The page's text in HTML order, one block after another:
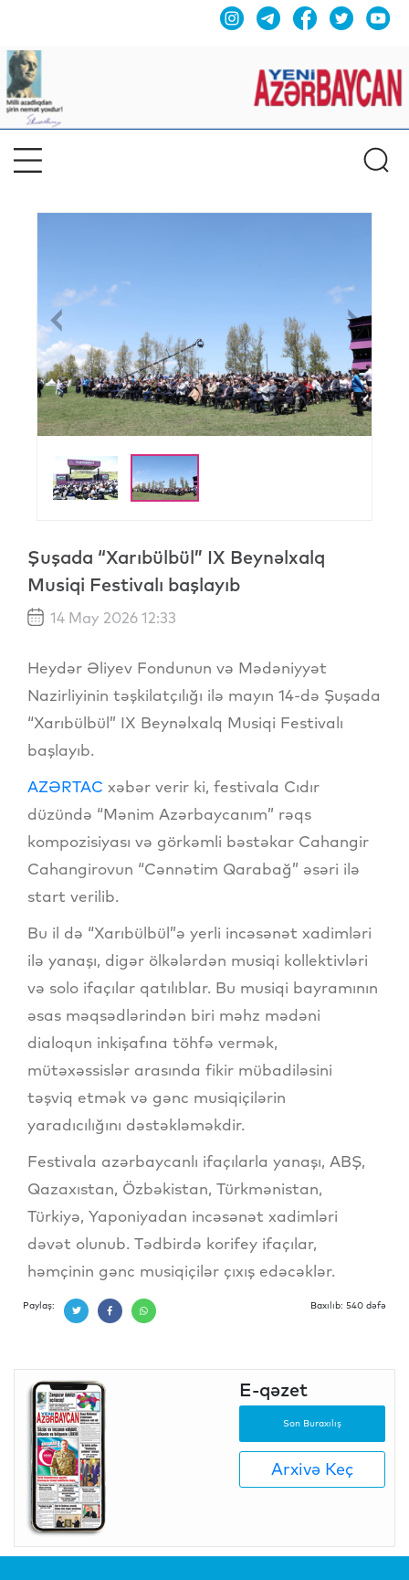
Şuşada “Xarıbülbül” IX Beynəlxalq
Musiqi Festivalı başlayıb
14 May 2026 12:33
Heydər Əliyev Fondunun və Mədəniyyət
Nazirliyinin təşkilatçılığı ilə mayın 14-də Şuşada
“Xarıbülbül” IX Beynəlxalq Musiqi Festivalı
başlayıb.
AZƏRTAC xəbər verir ki, festivala Cıdır
düzündə “Mənim Azərbaycanım” rəqs
kompozisiyası və görkəmli bəstəkar Cahangir
Cahangirovun “Cənnətim Qarabağ” əsəri ilə
start verilib.
Bu il də “Xarıbülbül”ə yerli incəsənət xadimləri
ilə yanaşı, digər ölkələrdən musiqi kollektivləri
və solo ifaçılar qatılıblar. Bu musiqi bayramının
əsas məqsədlərindən biri məhz mədəni
dialoqun inkişafına töhfə vermək,
mütəxəssislər arasında fikir mübadiləsini
təşviq etmək və gənc musiqiçilərin
yaradıcılığını dəstəkləməkdir.
Festivala azərbaycanlı ifaçılarla yanaşı, ABŞ,
Qazaxıstan, Özbəkistan, Türkmənistan,
Türkiyə, Yaponiyadan incəsənət xadimləri
dəvət olunub. Tədbirdə korifey ifaçılar,
həmçinin gənc musiqiçilər çıxış edəcəklər.
Paylaş: Baxılıb: 540 dəfə
E-qəzet
Son Buraxılış
Arxivə Keç